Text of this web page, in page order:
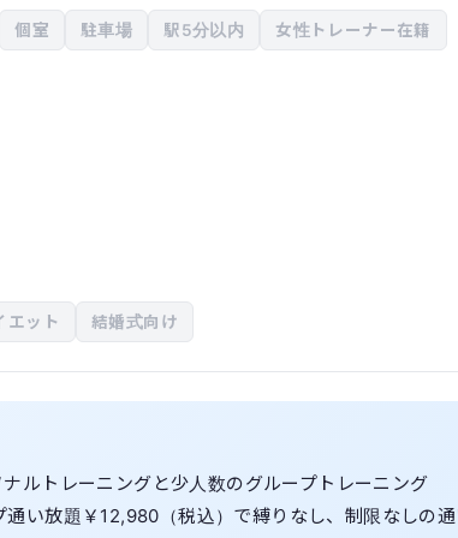
個室 駐車場 駅5分以内 女性トレーナー在籍
エット 結婚式向け
ルトレーニングと少人数のグループトレーニング
い放題￥12,980（税込）で縛りなし、制限なしの